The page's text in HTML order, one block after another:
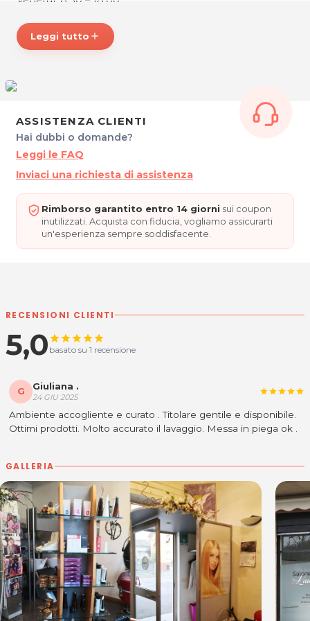
Lunedì: chiuso
Su appuntamento
34070 Gorizia
Tel. 3285498415
P.IVA 01179350317
Per ulteriori informazioni sull'offerta o sulle
Leggi tutto add
ASSISTENZA CLIENTI
Hai dubbi o domande?
Leggi le FAQ
Inviaci una richiesta di assistenza
Rimborso garantito entro 14 giorni sui coupon
inutilizzati. Acquista con fiducia, vogliamo assicurarti
un'esperienza sempre soddisfacente.
RECENSIONI CLIENTI
5,0starstarstarstarstar
basato su 1 recensione
G Giuliana .
24 GIU 2025
starstarstarstarstar
Ambiente accogliente e curato . Titolare gentile e disponibile.
Ottimi prodotti. Molto accurato il lavaggio. Messa in piega ok .
GALLERIA